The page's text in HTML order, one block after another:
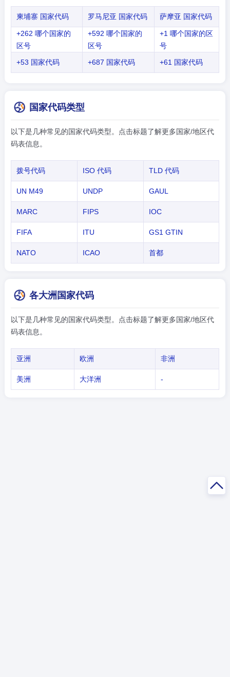
柬埔寨 国家代码 罗马尼亚 国家代码 萨摩亚 国家代码
+262 哪个国家的
区号
+592 哪个国家的
区号
+1 哪个国家的区
号
+53 国家代码
+687 国家代码 +61 国家代码
国家代码类型
以下是几种常见的国家代码类型。点击标题了解更多国家/地区代
码表信息。
拨号代码 ISO 代码 TLD 代码
UN M49 UNDP GAUL
MARC FIPS IOC
FIFA ITU GS1 GTIN
NATO ICAO 首都
各大洲国家代码
以下是几种常见的国家代码类型。点击标题了解更多国家/地区代
码表信息。
亚洲 欧洲 非洲
美洲 大洋洲 -